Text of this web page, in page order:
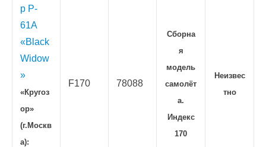
p P-
61A
«Black
Widow
»
«Кругоз
ор»
(г.Москв
а):
F170 78088
Сборна
я
модель
самолёт
а.
Индекс
170
Неизвес
тно